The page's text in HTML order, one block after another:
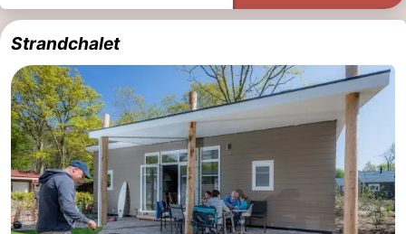
Strandchalet